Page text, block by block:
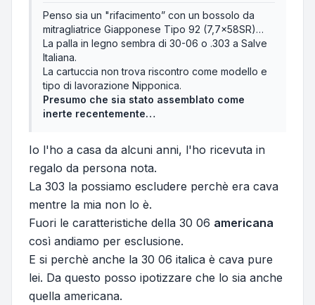
Penso sia un "rifacimento” con un bossolo da
mitragliatrice Giapponese Tipo 92 (7,7x58SR)…
La palla in legno sembra di 30-06 o .303 a Salve
Italiana.
La cartuccia non trova riscontro come modello e
tipo di lavorazione Nipponica.
Presumo che sia stato assemblato come
inerte recentemente…
Io l'ho a casa da alcuni anni, l'ho ricevuta in
regalo da persona nota.
La 303 la possiamo escludere perchè era cava
mentre la mia non lo è.
Fuori le caratteristiche della 30 06 americana
così andiamo per esclusione.
E si perchè anche la 30 06 italica è cava pure
lei. Da questo posso ipotizzare che lo sia anche
quella americana.